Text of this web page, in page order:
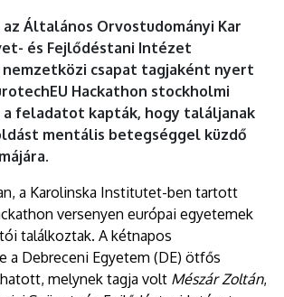
Általános Orvostudományi Kar
és Fejlődéstani Intézet
nemzetközi csapat tagjaként nyert
Hackathon stockholmi
a feladatot kapták, hogy találjanak
mentális betegséggel küzdő
a Karolinska Institutet-ben tartott
versenyen európai egyetemek
találkoztak. A kétnapos
a Debreceni Egyetem (DE) ötfős
melynek tagja volt Mészár Zoltán,